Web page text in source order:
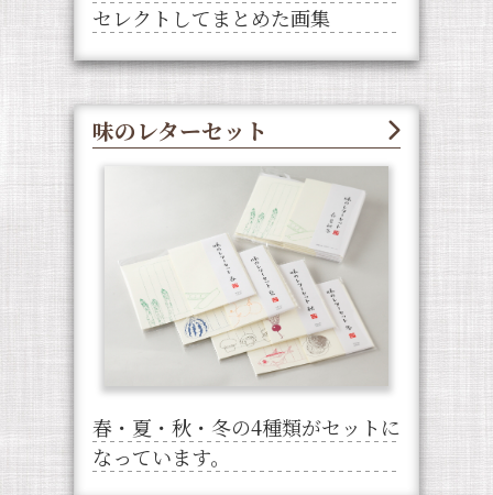
セレクトしてまとめた画集
味のレターセット
春・夏・秋・冬の4種類がセットに
なっています。